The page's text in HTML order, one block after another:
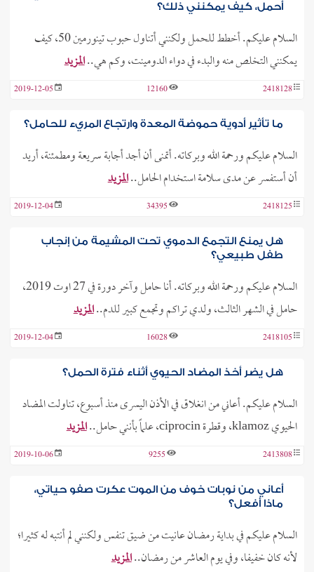
أحمل، كيف يمكنني ذلك؟
السلام عليكم. أخطط للحمل ولكنني أتناول حبوب تينورمين 50، كيف
يمكنني التخلص منه والبدء في دواء الدومينت، وكم هي..المزيد
2418128
12160
2019-12-05
ما تأثير أدوية حموضة المعدة وارتجاع المريء للحامل؟
السلام عليكم ورحمة الله وبركاته. أتمنى أن أجد أجابة سريعة ومطمئنة، أريد
أن أستفسر عن مدى سلامة استخدام الحامل..المزيد
2418125
34395
2019-12-04
هل يمنع التجمع الدموي تحت المشيمة من إنجاب
طفل طبيعي؟
السلام عليكم ورحمة الله وبركاته. أنا حامل وآخر دورة في 27 اوت 2019،
حامل في الشهر الثالث، ولدي تراكم وتجمع كبير للدم..المزيد
2418105
16028
2019-12-04
هل يضر أخذ المضاد الحيوي أثناء فترة الحمل؟
السلام عليكم. أعاني من انغلاق في الأذن اليسرى منذ أسبوع، تناولت المضاد
الحيوي klamoz، وقطرة ciprocin، علماً بأنني حامل..
المزيد
2413808
9255
2019-10-06
أعاني من نوبات خوف من الموت عكرت صفو حياتي،
ماذا أفعل؟
السلام عليكم في بداية رمضان عانيت من ضيق تنفس ولكنني لم أنتبه له كثيرا؛
لأنه كان خفيفا، وفي يوم العاشر من رمضان..المزيد